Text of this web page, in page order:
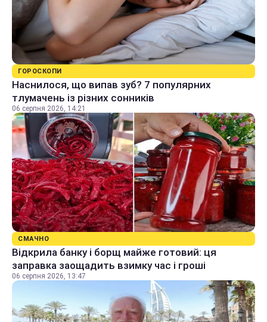
ГОРОСКОПИ
Наснилося, що випав зуб? 7 популярних
тлумачень із різних сонників
06 серпня 2026, 14:21
СМАЧНО
Відкрила банку і борщ майже готовий: ця
заправка заощадить взимку час і гроші
06 серпня 2026, 13:47